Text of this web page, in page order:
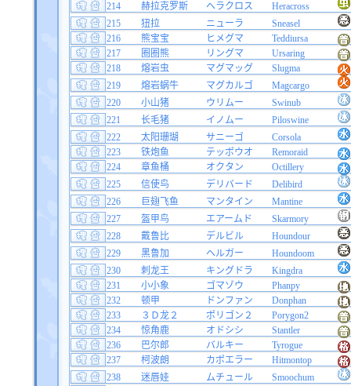
214
赫拉克罗斯 ヘラクロス
Heracross
215
狃拉 ニューラ
Sneasel
216
熊宝宝 ヒメグマ
Teddiursa
217
圈圈熊 リングマ
Ursaring
218
熔岩虫 マグマッグ
Slugma
219
熔岩蜗牛 マグカルゴ
Magcargo
220
小山猪 ウリムー
Swinub
221
长毛猪 イノムー
Piloswine
222
太阳珊瑚 サニーゴ
Corsola
223
铁炮鱼 テッポウオ
Remoraid
224
章鱼桶 オクタン
Octillery
225
信使鸟 デリバード
Delibird
226
巨翅飞鱼 マンタイン
Mantine
227
盔甲鸟 エアームド
Skarmory
228
戴鲁比 デルビル
Houndour
229
黑鲁加 ヘルガー
Houndoom
230
刺龙王 キングドラ
Kingdra
231
小小象 ゴマゾウ
Phanpy
232
顿甲 ドンファン
Donphan
233
３Ｄ龙２ ポリゴン２
Porygon2
234
惊角鹿 オドシシ
Stantler
236
巴尔郎 バルキー
Tyrogue
237
柯波朗 カポエラー
Hitmontop
238
迷唇娃 ムチュール
Smoochum